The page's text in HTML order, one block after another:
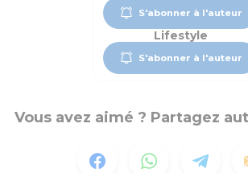
S'abonner à l'auteur
Lifestyle
S'abonner à l'auteur
Vous avez aimé ? Partagez